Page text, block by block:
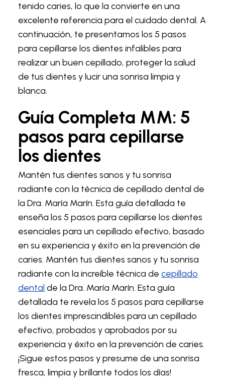
tenido caries, lo que la convierte en una
excelente referencia para el cuidado dental. A
continuación, te presentamos los 5 pasos
para cepillarse los dientes infalibles para
realizar un buen cepillado, proteger la salud
de tus dientes y lucir una sonrisa limpia y
blanca.
Guía Completa MM: 5
pasos para cepillarse
los dientes
Mantén tus dientes sanos y tu sonrisa
radiante con la técnica de cepillado dental de
la Dra. María Marín. Esta guía detallada te
enseña los 5 pasos para cepillarse los dientes
esenciales para un cepillado efectivo, basado
en su experiencia y éxito en la prevención de
caries. Mantén tus dientes sanos y tu sonrisa
radiante con la increíble técnica de cepillado
dental de la Dra. María Marín. Esta guía
detallada te revela los 5 pasos para cepillarse
los dientes imprescindibles para un cepillado
efectivo, probados y aprobados por su
experiencia y éxito en la prevención de caries.
¡Sigue estos pasos y presume de una sonrisa
fresca, limpia y brillante todos los días!